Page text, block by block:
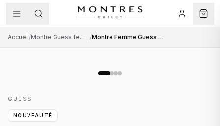
Accueil/ Montre Guess femme / Montre Femme Guess Dream GW0550L2 cadran doré bracelet maille milanaise
GUESS
NOUVEAUTÉ